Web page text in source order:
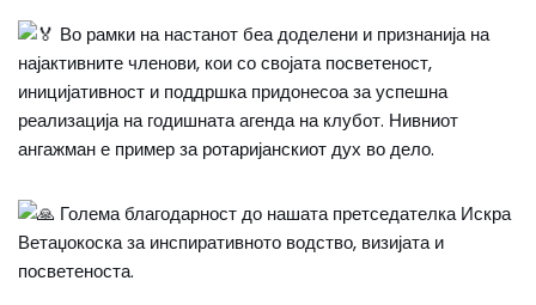
Во рамки на настанот беа доделени и признанија на
најактивните членови, кои со својата посветеност,
иницијативност и поддршка придонесоа за успешна
реализација на годишната агенда на клубот. Нивниот
ангажман е пример за ротаријанскиот дух во дело.
Голема благодарност до нашата претседателка Искра
Ветаџокоска за инспиративното водство, визијата и
посветеноста.